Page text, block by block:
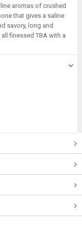
aromas of crushed
that gives a saline
savory, long and
finessed TBA with a